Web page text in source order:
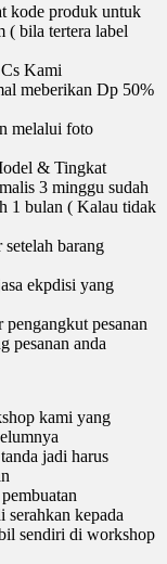
kode produk untuk
( bila tertera label
Kami
meberikan Dp 50%
melalui foto
& Tingkat
3 minggu sudah
1 bulan ( Kalau tidak
barang
ekpdisi yang
pesanan
pesanan anda
kami yang
jadi harus
serahkan kepada
sendiri di workshop